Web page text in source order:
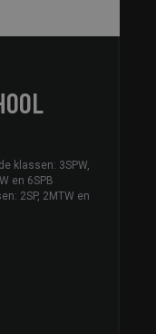
klassen: 3SPW,
en 6SPB
2SP, 2MTW en